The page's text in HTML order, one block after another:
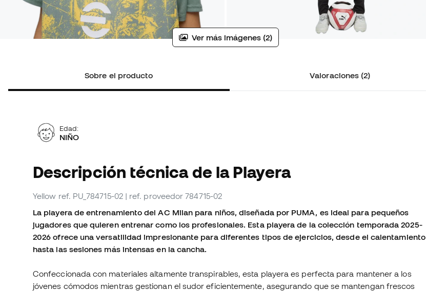
Ver más imágenes (2)
Sobre el producto Valoraciones (2)
Edad:
NIÑO
Descripción técnica de la Playera
Yellow ref. PU_784715-02 | ref. proveedor 784715-02
La playera de entrenamiento del AC Milan para niños, diseñada por PUMA, es ideal para pequeños
jugadores que quieren entrenar como los profesionales. Esta playera de la colección temporada 2025-
2026 ofrece una versatilidad impresionante para diferentes tipos de ejercicios, desde el calentamiento
hasta las sesiones más intensas en la cancha.
Confeccionada con materiales altamente transpirables, esta playera es perfecta para mantener a los
jóvenes cómodos mientras gestionan el sudor eficientemente, asegurando que se mantengan frescos